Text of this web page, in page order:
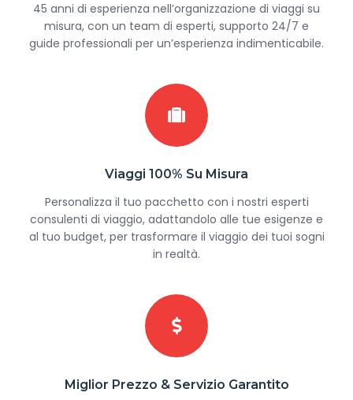
45 anni di esperienza nell’organizzazione di viaggi su
misura, con un team di esperti, supporto 24/7 e
guide professionali per un’esperienza indimenticabile.
Viaggi 100% Su Misura
Personalizza il tuo pacchetto con i nostri esperti
consulenti di viaggio, adattandolo alle tue esigenze e
al tuo budget, per trasformare il viaggio dei tuoi sogni
in realtà.
Miglior Prezzo & Servizio Garantito